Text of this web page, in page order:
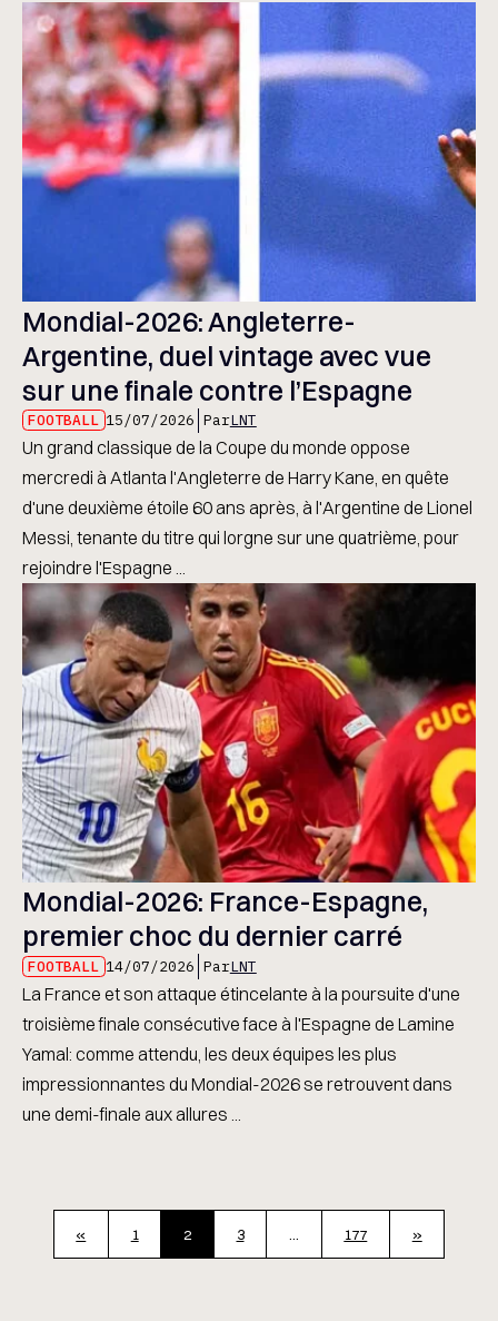
Mondial-2026: Angleterre-
Argentine, duel vintage avec vue
sur une finale contre l’Espagne
FOOTBALL 15/07/2026 ParLNT
Un grand classique de la Coupe du monde oppose
mercredi à Atlanta l'Angleterre de Harry Kane, en quête
d'une deuxième étoile 60 ans après, à l'Argentine de Lionel
Messi, tenante du titre qui lorgne sur une quatrième, pour
rejoindre l'Espagne ...
Mondial-2026: France-Espagne,
premier choc du dernier carré
FOOTBALL 14/07/2026 ParLNT
La France et son attaque étincelante à la poursuite d'une
troisième finale consécutive face à l'Espagne de Lamine
Yamal: comme attendu, les deux équipes les plus
impressionnantes du Mondial-2026 se retrouvent dans
une demi-finale aux allures ...
« 1 2 3 … 177 »